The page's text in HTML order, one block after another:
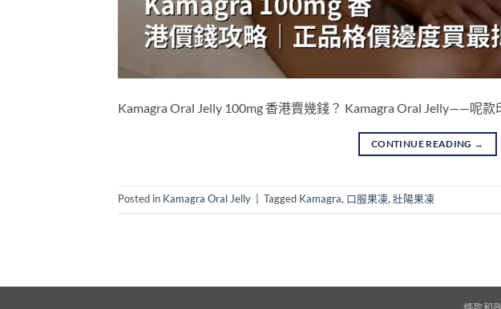
Kamagra Oral Jelly 100mg 香港賣幾錢？ Kamagra Oral Jelly——呢款
CONTINUE READING →
Posted in Kamagra Oral Jelly Tagged Kamagra, 口服果凍,壯陽果凍